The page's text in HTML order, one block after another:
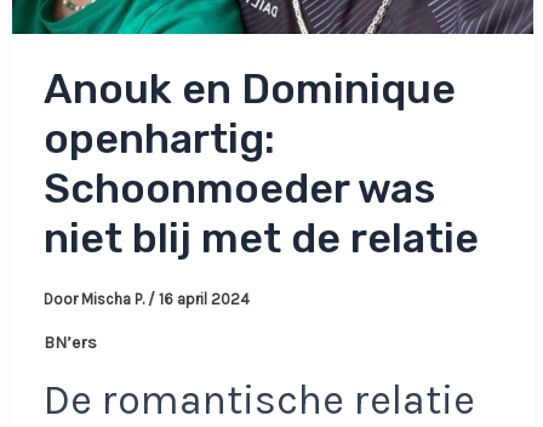
Anouk en Dominique
openhartig:
Schoonmoeder was
niet blij met de relatie
Door Mischa P. / 16 april 2024
BN’ers
De romantische relatie